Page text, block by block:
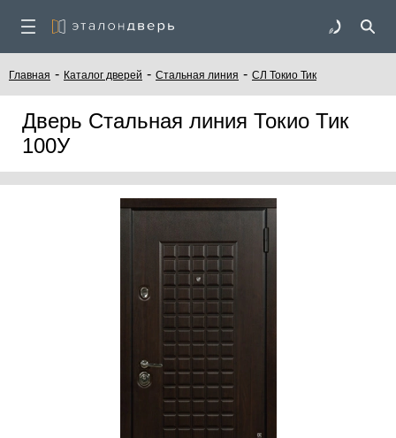
Главная - Каталог дверей - Стальная линия - СЛ Токио Тик
Дверь Стальная линия Токио Тик
100У